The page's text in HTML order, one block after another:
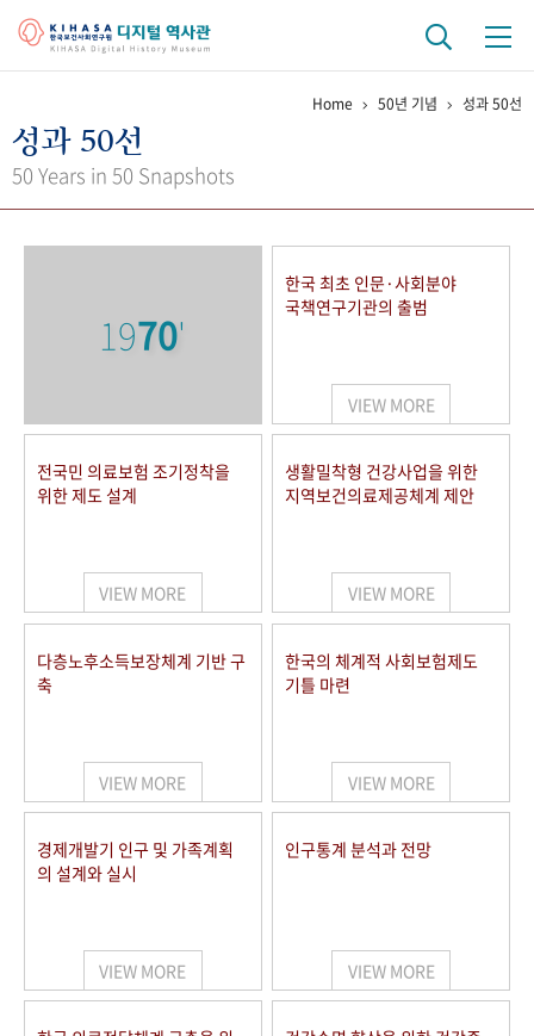
걸어온 길 기관 변천사
키워드로 보는 연구 역사
연구자들
사진 아카이브 문서 기록물 행정박물 영상 기록물
50+1 주년 기념
세계와 함께 한 KIHASA
VR 역사관
Home 50년 기념 성과 50선
성과 50선
50 Years in 50 Snapshots
1970'
한국 최초 인문·사회분야
국책연구기관의 출범
VIEW MORE
전국민 의료보험 조기정착을
위한 제도 설계
VIEW MORE
생활밀착형 건강사업을 위한
지역보건의료제공체계 제안
VIEW MORE
다층노후소득보장체계 기반 구
축
VIEW MORE
한국의 체계적 사회보험제도
기틀 마련
VIEW MORE
경제개발기 인구 및 가족계획
의 설계와 실시
VIEW MORE
인구통계 분석과 전망
VIEW MORE